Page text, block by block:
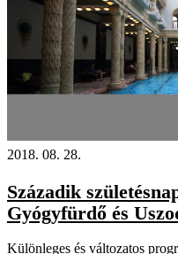
2018. 08. 28.
Századik
Gyógyfürdő és
Különleges és változatos